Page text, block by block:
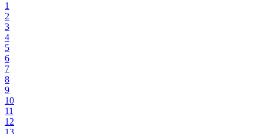
1
2
3
4
5
6
7
8
9
10
11
12